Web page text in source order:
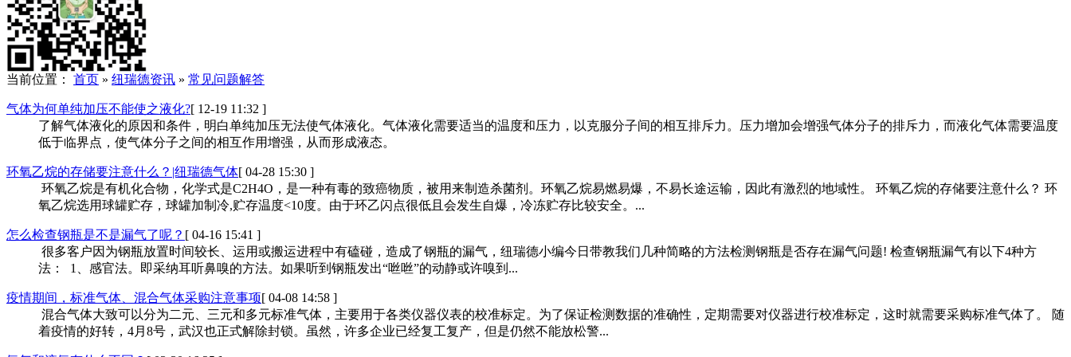
当前位置： 首页 » 纽瑞德资讯 » 常见问题解答
气体为何单纯加压不能使之液化?[ 12-19 11:32 ]
了解气体液化的原因和条件，明白单纯加压无法使气体液化。气体液化需要适当的温度和压力，以克服分子间的相互排斥力。压力增加会增强气体分子的排斥力，而液化气体需要温度
低于临界点，使气体分子之间的相互作用增强，从而形成液态。
环氧乙烷的存储要注意什么？|纽瑞德气体[ 04-28 15:30 ]
环氧乙烷是有机化合物，化学式是C2H4O，是一种有毒的致癌物质，被用来制造杀菌剂。环氧乙烷易燃易爆，不易长途运输，因此有激烈的地域性。 环氧乙烷的存储要注意什么？ 环
氧乙烷选用球罐贮存，球罐加制冷,贮存温度<10度。由于环乙闪点很低且会发生自爆，冷冻贮存比较安全。...
怎么检查钢瓶是不是漏气了呢？ [ 04-16 15:41 ]
很多客户因为钢瓶放置时间较长、运用或搬运进程中有磕碰，造成了钢瓶的漏气，纽瑞德小编今日带教我们几种简略的方法检测钢瓶是否存在漏气问题! 检查钢瓶漏气有以下4种方
法： 1、感官法。即采纳耳听鼻嗅的方法。如果听到钢瓶发出“咝咝”的动静或许嗅到...
疫情期间，标准气体、混合气体采购注意事项[ 04-08 14:58 ]
混合气体大致可以分为二元、三元和多元标准气体，主要用于各类仪器仪表的校准标定。为了保证检测数据的准确性，定期需要对仪器进行校准标定，这时就需要采购标准气体了。 随
着疫情的好转，4月8号，武汉也正式解除封锁。虽然，许多企业已经复工复产，但是仍然不能放松警...